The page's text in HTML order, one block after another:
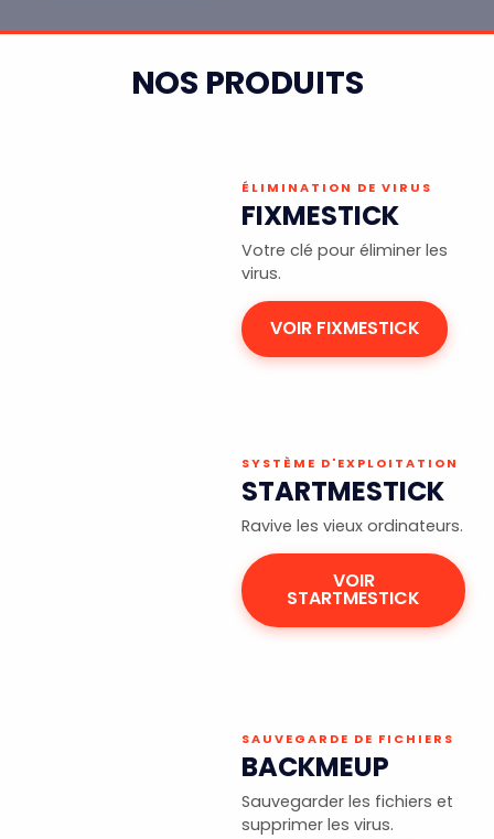
NOS PRODUITS
ÉLIMINATION DE VIRUS
FIXMESTICK
Votre clé pour éliminer les
virus.
VOIR FIXMESTICK
SYSTÈME D'EXPLOITATION
STARTMESTICK
Ravive les vieux ordinateurs.
VOIR
STARTMESTICK
SAUVEGARDE DE FICHIERS
BACKMEUP
Sauvegarder les fichiers et
supprimer les virus.